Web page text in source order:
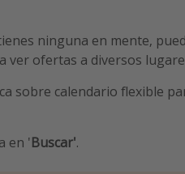
ninguna en mente,
ver ofertas a diversos
sobre calendario flexible
en 'Buscar'.